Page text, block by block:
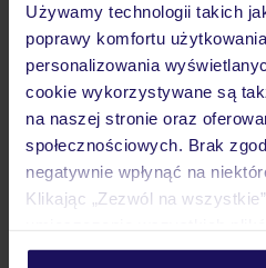
Używamy technologii takich
poprawy komfortu
personalizowania
cookie wykorzystywane są
na naszej stronie oraz
społecznościowych. Brak
negatywnie wpłynąć na
Klikając „Zezwól na
personalizować swój wybór
Hotel
Opinie
Pokoje